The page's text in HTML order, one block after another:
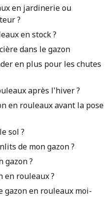
en jardinerie ou
?
en stock ?
dans le gazon
en plus pour les chutes
après l'hiver ?
en rouleaux avant la pose
sol ?
de mon gazon ?
gazon ?
en rouleaux ?
gazon en rouleaux moi-